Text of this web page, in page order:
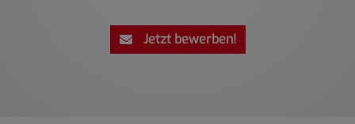
Jetzt bewerben!